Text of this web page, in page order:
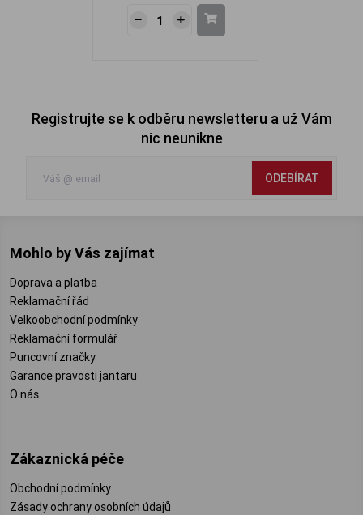
Registrujte se k odběru newsletteru a už Vám
nic neunikne
ODEBÍRAT
Mohlo by Vás zajímat
Doprava a platba
Reklamační řád
Velkoobchodní podmínky
Reklamační formulář
Puncovní značky
Garance pravosti jantaru
O nás
Zákaznická péče
Obchodní podmínky
Zásady ochrany osobních údajů